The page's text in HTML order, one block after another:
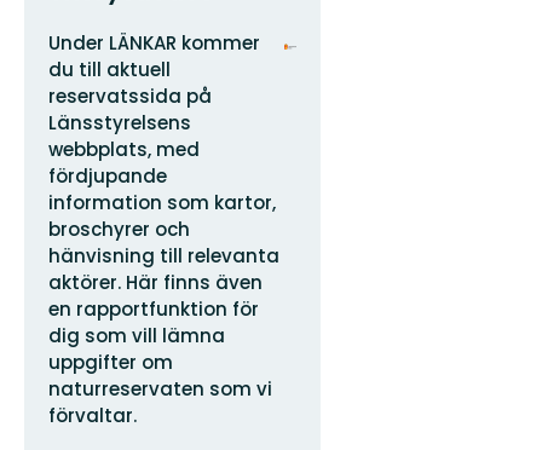
Osoite
Under LÄNKAR kommer
du till aktuell
reservatssida på
Länsstyrelsens
webbplats, med
fördjupande
information som kartor,
broschyrer och
hänvisning till relevanta
aktörer. Här finns även
en rapportfunktion för
dig som vill lämna
uppgifter om
naturreservaten som vi
förvaltar.
Organisaation